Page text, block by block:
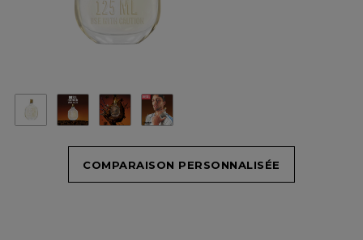
COMPARAISON PERSONNALISÉE